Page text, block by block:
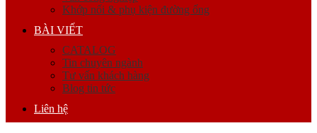
Khớp nối & phụ kiện đường ống
BÀI VIẾT
CATALOG
Tin chuyên ngành
Tư vấn khách hàng
Blog tin tức
Liên hệ